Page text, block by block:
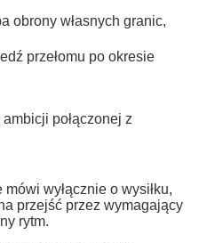
obrony własnych granic,
przełomu po okresie
połączonej z
wyłącznie o wysiłku,
przejść przez wymagający
rytm.